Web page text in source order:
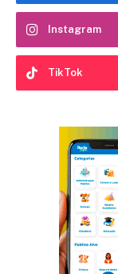
Instagram
TikTok